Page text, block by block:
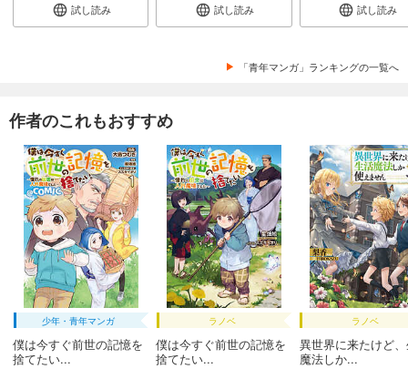
試し読み 試し読み 試し読み
「青年マンガ」ランキングの一覧へ
作者のこれもおすすめ
少年・青年マンガ
僕は今すぐ前世の記憶を
捨てたい...
ラノベ
僕は今すぐ前世の記憶を
捨てたい...
ラノベ
異世界に来たけど
魔法しか...